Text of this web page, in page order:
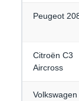
Peugeot
Citroën C3
Aircross
Volkswagen